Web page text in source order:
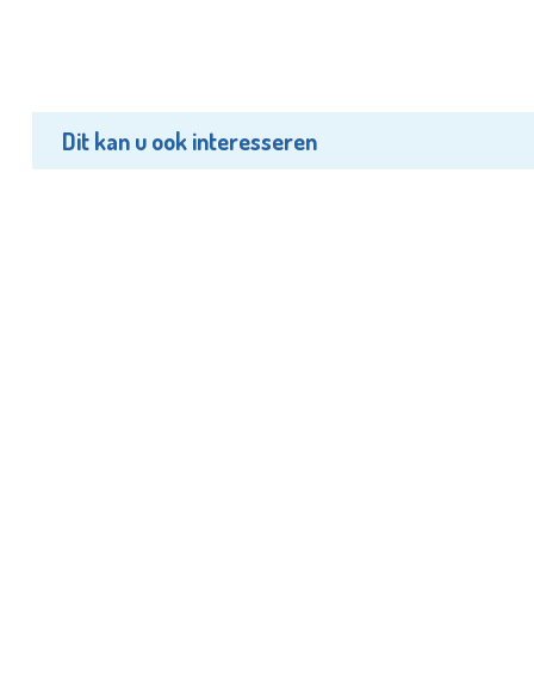
Dit kan u ook interesseren